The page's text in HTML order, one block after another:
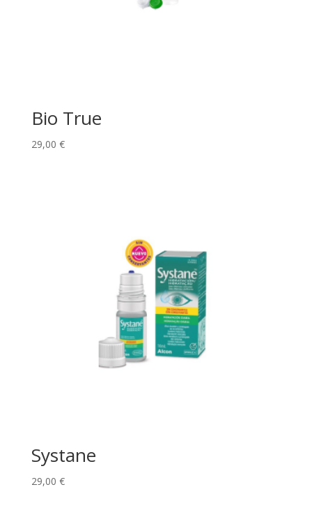
Bio True
29,00 €
Systane
29,00 €